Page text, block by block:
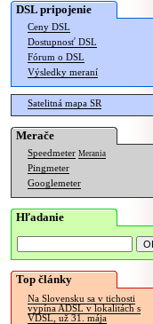
DSL pripojenie
Ceny DSL
Dostupnosť DSL
Fórum o DSL
Výsledky meraní
Satelitná mapa SR
Merače
Speedmeter Merania
Pingmeter
Googlemeter
Hľadanie
Top články
Na Slovensku sa v tichosti
vypína ADSL v lokalitách s
VDSL, už 31. mája